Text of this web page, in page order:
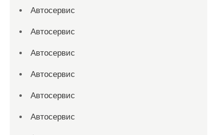
Автосервис
Автосервис
Автосервис
Автосервис
Автосервис
Автосервис